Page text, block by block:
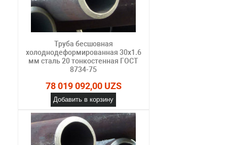
Труба бесшовная
холоднодеформированная 30х1.6
мм сталь 20 тонкостенная ГОСТ
8734-75
78 019 092,00 UZS
Добавить в корзину